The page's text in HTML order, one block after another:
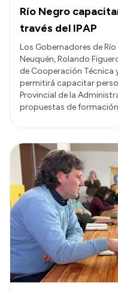
Convocatorias
Intranet
Login
Río Negro
través del IPAP
Los Gobernadores de
Neuquén, Rolando
de Cooperación Técnica
permitirá capacitar
Provincial de la
propuestas de